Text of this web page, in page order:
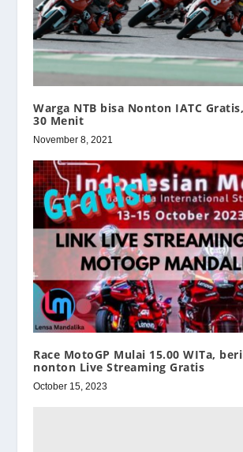
Warga NTB bisa Nonton IATC
30 Menit
November 8, 2021
Race MotoGP Mulai 15.00 WITa,
nonton Live Streaming Gratis
October 15, 2023